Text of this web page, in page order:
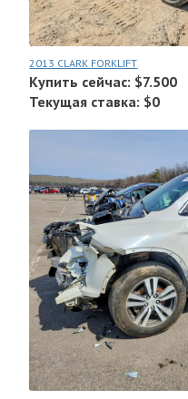
2013 CLARK FORKLIFT
Купить сейчас: $7.500
Текущая ставка: $0